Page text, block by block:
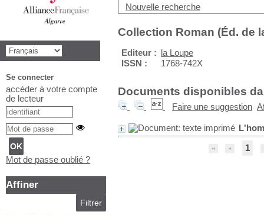
Nouvelle recherche
Collection Roman (Éd. de
Editeur :
la Loupe
ISSN :
1768-742X
Documents disponibles
Faire une suggestion
1
Se connecter
accéder à votre compte
de lecteur
Mot de passe oublié ?
Affiner